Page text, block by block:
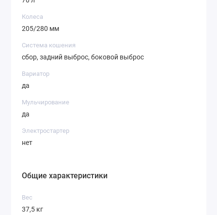
Общие характеристики
Вес
37,5 кг
Колеса
205/280 мм
Система кошения
сбор, задний выброс, боковой выброс
Вариатор
да
Мульчирование
да
Электростартер
нет